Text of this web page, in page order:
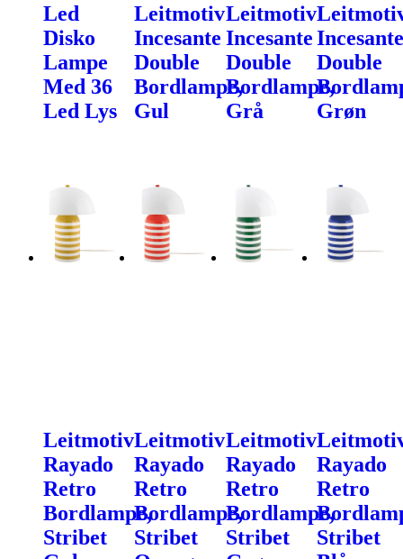
Led
Disko
Lampe
Med 36
Led Lys
Leitmotiv
Incesante
Double
Bordlampe,
Gul
Leitmotiv
Incesante
Double
Bordlampe,
Grå
Incesante
Double
Grøn
Leitmotiv
Rayado
Retro
Bordlampe,
Stribet
Leitmotiv
Rayado
Retro
Bordlampe,
Stribet
Leitmotiv
Rayado
Retro
Bordlampe,
Stribet
Rayado
Retro
Stribet